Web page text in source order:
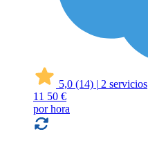
5,0 (14) | 2 servicios
11 50 €
por hora